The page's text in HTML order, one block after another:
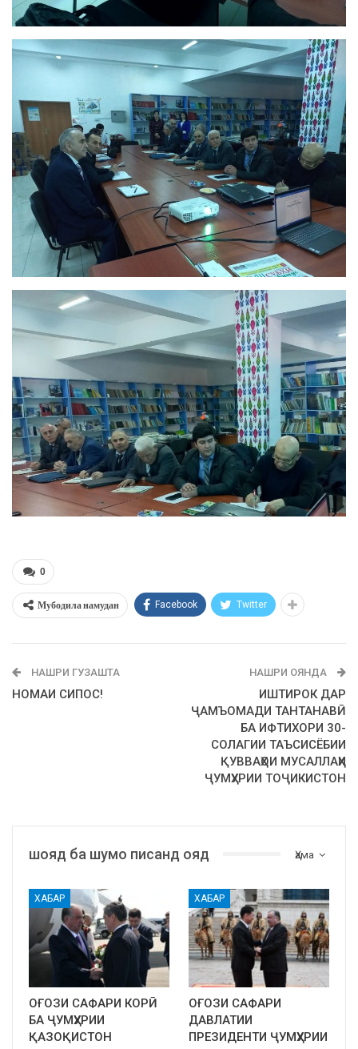
0
Мубодила намудан Facebook Twitter
НАШРИ ГУЗАШТА
НОМАИ СИПОС!
НАШРИ ОЯНДА
ИШТИРОК ДАР
ҶАМЪОМАДИ ТАНТАНАВӢ
БА ИФТИХОРИ 30-
СОЛАГИИ ТАЪСИСЁБИИ
ҚУВВАҲОИ МУСАЛЛАҲИ
ҶУМҲУРИИ ТОҶИКИСТОН
Ҳама
шояд ба шумо писанд ояд
ХАБАР
ОҒОЗИ САФАРИ КОРӢ
БА ҶУМҲУРИИ
ҚАЗОҚИСТОН
ХАБАР
ОҒОЗИ САФАРИ
ДАВЛАТИИ
ПРЕЗИДЕНТИ ҶУМҲУРИИ